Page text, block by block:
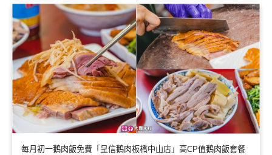
每月初一鵝肉飯免費「呈信鵝肉板橋中山店」高CP值鵝肉飯套餐